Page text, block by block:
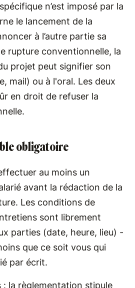
n’est imposé par la
le lancement de la
à l’autre partie sa
rupture conventionnelle, la
projet peut signifier son
mail) ou à l'oral. Les deux
en droit de refuser la
obligatoire
au moins un
avant la rédaction de la
Les conditions de
sont librement
parties (date, heure, lieu) -
que ce soit vous qui
par écrit.
la règlementation stipule